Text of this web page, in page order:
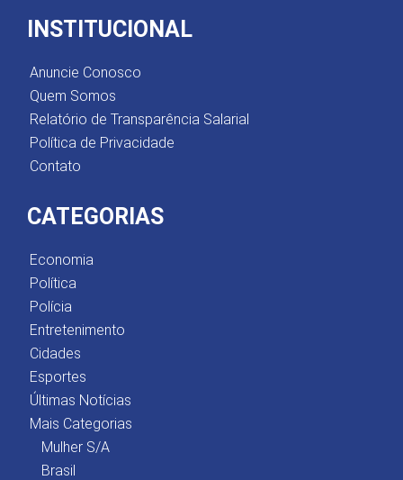
INSTITUCIONAL
Anuncie Conosco
Quem Somos
Relatório de Transparência Salarial
Política de Privacidade
Contato
CATEGORIAS
Economia
Política
Polícia
Entretenimento
Cidades
Esportes
Últimas Notícias
Mais Categorias
Mulher S/A
Brasil